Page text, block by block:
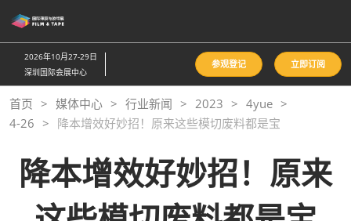
接
跳
至
内
容
2026年10月27-29日
深圳国际会展中心
参观登记 立即订阅
首页 媒体中心 行业新闻 2023
4yue
4-26
降本增效好妙招！原来这些模切废料都是宝
降本增效好妙招！原来